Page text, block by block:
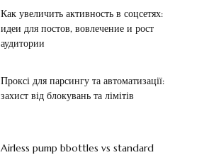
Как увеличить активность в соцсетях:
идеи для постов, вовлечение и рост
аудитории
Проксі для парсингу та автоматизації:
захист від блокувань та лімітів
Airless pump bbottles vs standard